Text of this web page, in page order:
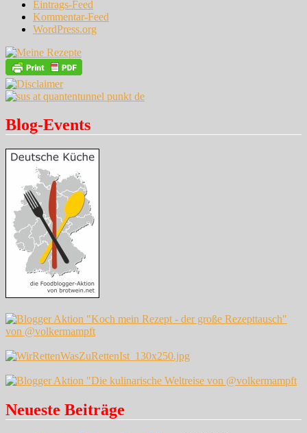
Eintrags-Feed
Kommentar-Feed
WordPress.org
Blog-Events
Neueste Beiträge